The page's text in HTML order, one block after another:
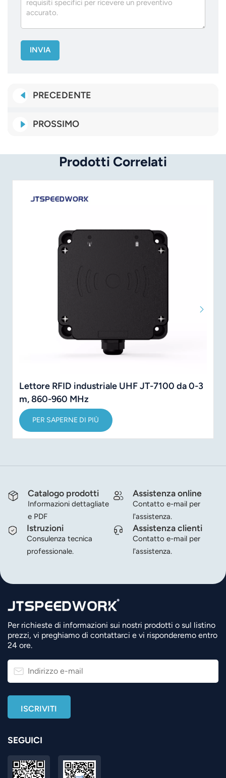
INVIA
PRECEDENTE
PROSSIMO
Prodotti Correlati
Lettore RFID industriale UHF JT-7100 da 0-3
m, 860-960 MHz
PER SAPERNE DI PIÙ
Catalogo prodotti
Informazioni dettagliate
e PDF
Assistenza online
Contatto e-mail per
l'assistenza.
Istruzioni
Consulenza tecnica
professionale.
Assistenza clienti
Contatto e-mail per
l'assistenza.
Per richieste di informazioni sui nostri prodotti o sul listino
prezzi, vi preghiamo di contattarci e vi risponderemo entro
24 ore.
SEGUICI